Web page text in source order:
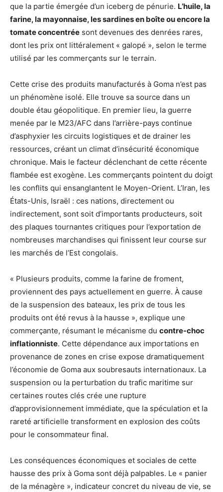
que la partie émergée d’un iceberg de pénurie. L’huile, la
farine, la mayonnaise, les sardines en boîte ou encore la
tomate concentrée sont devenues des denrées rares,
dont les prix ont littéralement « galopé », selon le terme
utilisé par les commerçants sur le terrain.
Cette crise des produits manufacturés à Goma n’est pas
un phénomène isolé. Elle trouve sa source dans un
double étau géopolitique. En premier lieu, la guerre
menée par le M23/AFC dans l’arrière-pays continue
d’asphyxier les circuits logistiques et de drainer les
ressources, créant un climat d’insécurité économique
chronique. Mais le facteur déclenchant de cette récente
flambée est exogène. Les commerçants pointent du doigt
les conflits qui ensanglantent le Moyen-Orient. L’Iran, les
États-Unis, Israël : ces nations, directement ou
indirectement, sont soit d’importants producteurs, soit
des plaques tournantes critiques pour l’exportation de
nombreuses marchandises qui finissent leur course sur
les marchés de l’Est congolais.
« Plusieurs produits, comme la farine de froment,
proviennent des pays actuellement en guerre. À cause
de la suspension des bateaux, les prix de tous les
produits ont été revus à la hausse », explique une
commerçante, résumant le mécanisme du contre-choc
inflationniste. Cette dépendance aux importations en
provenance de zones en crise expose dramatiquement
l’économie de Goma aux soubresauts internationaux. La
suspension ou la perturbation du trafic maritime sur
certaines routes clés crée une rupture
d’approvisionnement immédiate, que la spéculation et la
rareté artificielle transforment en explosion des coûts
pour le consommateur final.
Les conséquences économiques et sociales de cette
hausse des prix à Goma sont déjà palpables. Le « panier
de la ménagère », indicateur concret du niveau de vie, se